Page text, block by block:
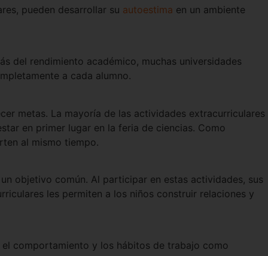
pueden desarrollar su autoestima en un ambiente
del rendimiento académico, muchas universidades
a cada alumno.
metas. La mayoría de las actividades extracurriculares
en primer lugar en la feria de ciencias. Como
al mismo tiempo.
objetivo común. Al participar en estas actividades, sus
les permiten a los niños construir relaciones y
comportamiento y los hábitos de trabajo como